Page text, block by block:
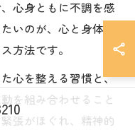
心身ともに不調を感
いのが、心と身体の
方法です。
心を整える習慣と、
を組み合わせること
張がほぐれ、精神的